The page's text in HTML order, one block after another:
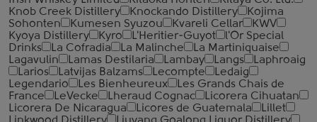
Knob Creek Distillery
Knockando Distillery
Kojima
Sohonten
Kumesen Syuzou Kvareli Cellar
KWV
Kyoya Distillery
Kyro L'Heritier-Guyot
l'Or Special
Drinks
La Cofradia La Malinche
La Martiniquaise
Lagavulin
Lamas Destilaria Lambay Langs
Laphroaig
Larios
Latvijas Balzams Lecompte
Ledaig
Legendario
Les Bienheureux
Les Grands Chais de
France
LeVecke Lheraud Cognac
Licorera Cihuatan
Licorera De Nicaragua
Licores de Guatemala
Lillet